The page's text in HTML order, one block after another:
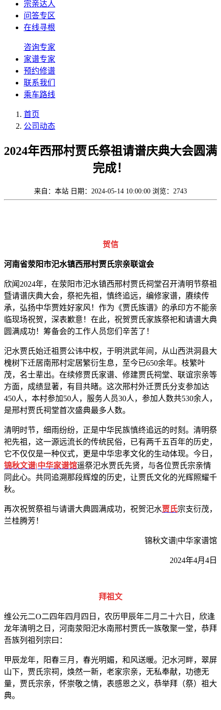
宗亲达人
问答专区
在线寻根
咨询专家
家谱专家
预约修谱
联系我们
乘车路线
首页
公司动态
2024年西邢村贾氏祭祖请谱庆典大会圆满
完成！
来自：本站 日期：2024-05-14 10:00:00 浏览：2743
贺信
河南省荥阳市汜水镇西邢村贾氏宗亲联谊会
欣闻2024年，在荥阳市汜水镇西邢村贾氏祠堂召开清明节祭祖
暨请谱庆典大会，祭祀先祖，慎终追远，编修家谱，赓续传
承，弘扬中华贾姓好家风！作为《贾氏族谱》的承印方不能亲
临现场祝贺，深表歉意！在此，祝贺贾氏家族祭祀和请谱大典
圆满成功！筹备会的工作人员您们辛苦了！
汜水贾氏始迁祖贾公讳中权，于明洪武年间，从山西洪洞县大
槐树下迁居南邢村定居繁衍生息，至今已650余年。枝繁叶
茂，名士辈出。在续修贾氏家谱、修建贾氏祠堂、联谊宗亲等
方面，成绩显著，有目共睹。这次邢村外迁贾氏分支参加达
450人，本村参加50人，服务人员30人，参加人数共530余人，
是邢村贾氏祠堂首次盛典最多人数。
清明时节，细雨纷纷，正是中华民族慎终追远的时刻。清明祭
祀先祖，这一源远流长的传统民俗，已有两千五百年的历史，
它不仅仅是一种仪式，更是中华忠孝文化的生动体现。今日，
锦秋文谱|中华家谱馆遥祭汜水贾氏先贤，与各位贾氏宗亲情
同此心。共同追溯那段辉煌的历史，让贾氏文化的光辉照耀千
秋。
再次祝贺祭祖与请谱大典圆满成功，祝贺汜水贾氏宗支衍茂，
兰桂腾芳！
锦秋文谱|中华家谱馆
2024年4月4日
拜祖文
维公元二O二四年四月四日，农历甲辰年二月二十六日，欣逢
龙年清明之日，河南荥阳汜水南邢村贾氏一族敬聚一堂，恭拜
吾族列祖列宗曰：
甲辰龙年，阳春三月，春光明媚，和风送暖。汜水河畔，翠屏
山下，贾氏宗祠，焕然一新，老家宗亲，无私奉献，功德无
量，贾氏宗亲，怀崇敬之情，表感恩之义，恭举拜（祭）祖大
典。